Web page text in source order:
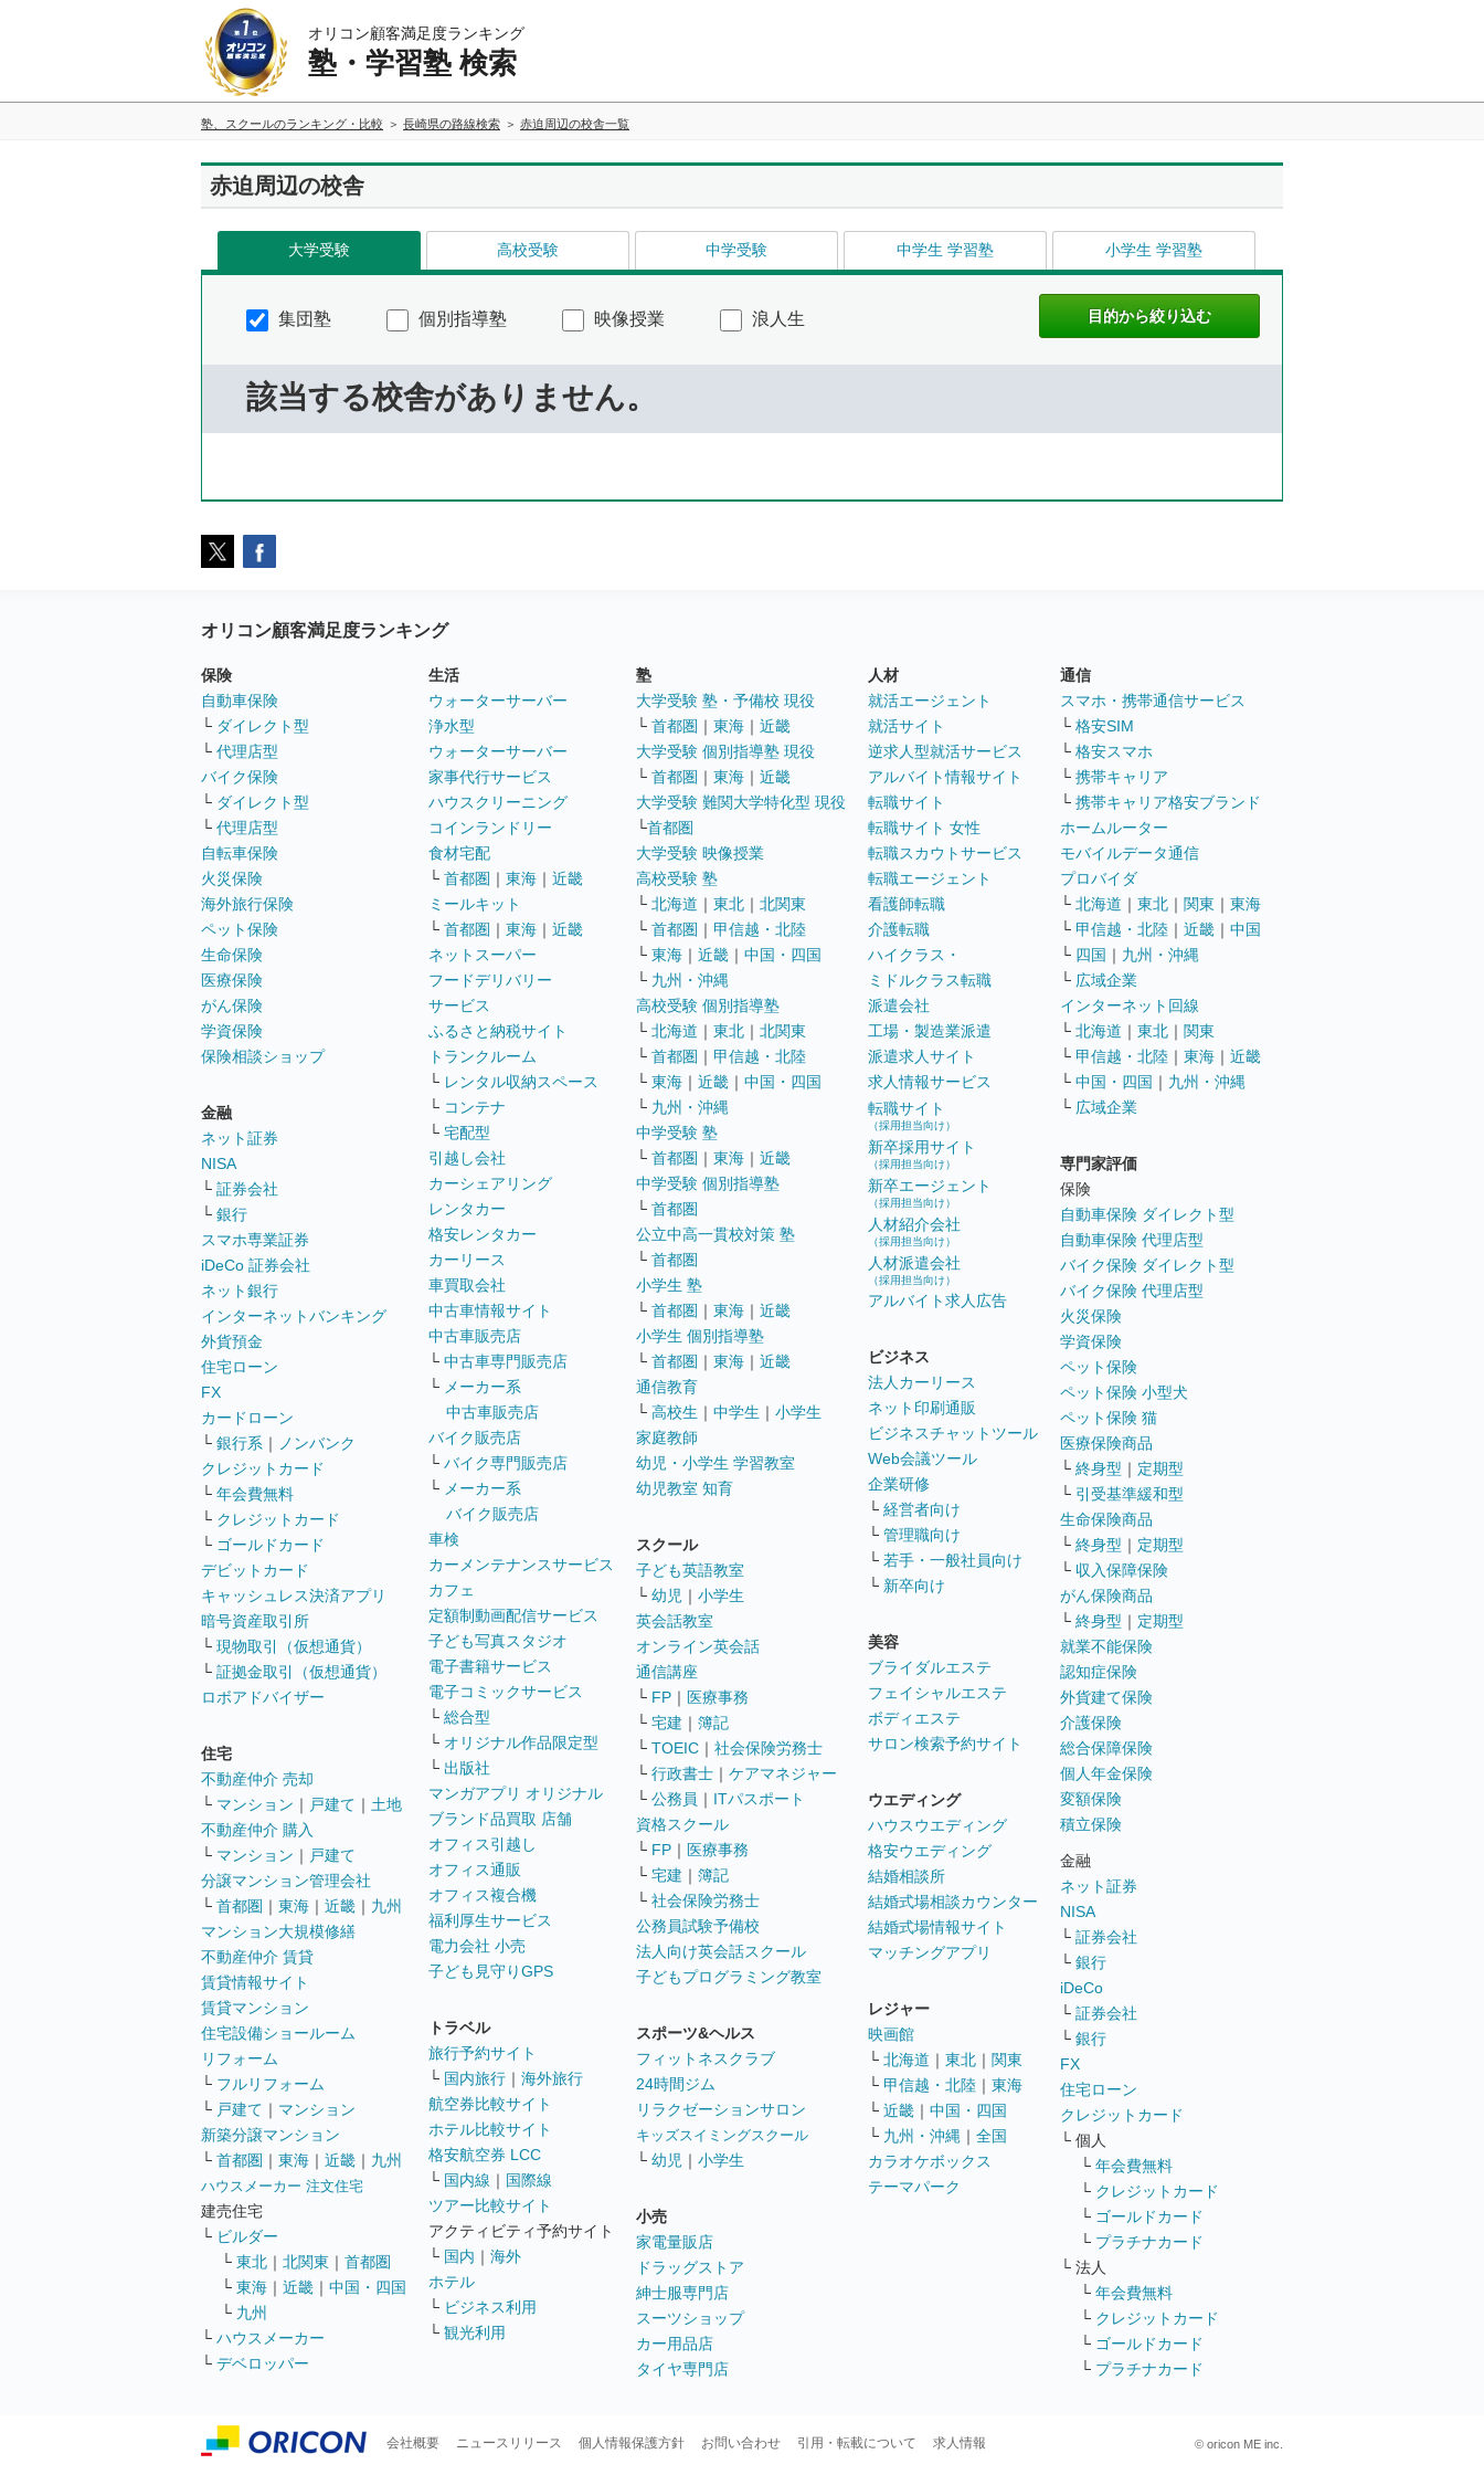
オリコン顧客満足度ランキング
塾・学習塾 検索
塾、スクールのランキング・比較 長崎県の路線検索 赤迫周辺の校舎一覧
赤迫周辺の校舎
大学受験 高校受験 中学受験 中学生 学習塾 小学生 学習塾
集団塾 個別指導塾 映像授業 浪人生
該当する校舎がありません。
オリコン顧客満足度ランキング
保険
自動車保険
└ ダイレクト型
└ 代理店型
バイク保険
└ ダイレクト型
└ 代理店型
自転車保険
火災保険
海外旅行保険
ペット保険
生命保険
医療保険
がん保険
学資保険
保険相談ショップ
金融
ネット証券
NISA
└ 証券会社
└ 銀行
スマホ専業証券
iDeCo 証券会社
ネット銀行
インターネットバンキング
外貨預金
住宅ローン
FX
カードローン
└ 銀行系 ｜
ノンバンク
クレジットカード
└ 年会費無料
└ クレジットカード
└ ゴールドカード
デビットカード
キャッシュレス決済アプリ
暗号資産取引所
└ 現物取引（仮想通貨）
└ 証拠金取引（仮想通貨）
ロボアドバイザー
住宅
不動産仲介 売却
└ マンション ｜ 戸建て ｜ 土地
不動産仲介 購入
└ マンション ｜ 戸建て
分譲マンション管理会社
└ 首都圏 ｜ 東海 ｜ 近畿 ｜ 九州
マンション大規模修繕
不動産仲介 賃貸
賃貸情報サイト
賃貸マンション
住宅設備ショールーム
リフォーム
└ フルリフォーム
└ 戸建て ｜ マンション
新築分譲マンション
└ 首都圏 ｜ 東海 ｜ 近畿 ｜ 九州
ハウスメーカー 注文住宅
建売住宅
└ ビルダー
└ 東北 ｜ 北関東 ｜ 首都圏
└ 東海 ｜ 近畿 ｜ 中国・四国
└ 九州
└ ハウスメーカー
└ デベロッパー
生活
ウォーターサーバー
浄水型
ウォーターサーバー
家事代行サービス
ハウスクリーニング
コインランドリー
食材宅配
└ 首都圏 ｜ 東海 ｜ 近畿
ミールキット
└ 首都圏 ｜ 東海 ｜ 近畿
ネットスーパー
フードデリバリー
サービス
ふるさと納税サイト
トランクルーム
└ レンタル収納スペース
└ コンテナ
└ 宅配型
引越し会社
カーシェアリング
レンタカー
格安レンタカー
カーリース
車買取会社
中古車情報サイト
中古車販売店
└ 中古車専門販売店
└ メーカー系
中古車販売店
バイク販売店
└ バイク専門販売店
└ メーカー系
バイク販売店
車検
カーメンテナンスサービス
カフェ
定額制動画配信サービス
子ども写真スタジオ
電子書籍サービス
電子コミックサービス
└ 総合型
└ オリジナル作品限定型
└ 出版社
マンガアプリ オリジナル
ブランド品買取 店舗
オフィス引越し
オフィス通販
オフィス複合機
福利厚生サービス
電力会社 小売
子ども見守りGPS
トラベル
旅行予約サイト
└ 国内旅行 ｜ 海外旅行
航空券比較サイト
ホテル比較サイト
格安航空券 LCC
└ 国内線 ｜ 国際線
ツアー比較サイト
アクティビティ予約サイト
└ 国内 ｜ 海外
ホテル
└ ビジネス利用
└ 観光利用
塾
大学受験 塾・予備校 現役
└ 首都圏 ｜ 東海 ｜ 近畿
大学受験 個別指導塾 現役
└ 首都圏 ｜ 東海 ｜ 近畿
大学受験 難関大学特化型 現役
└首都圏
大学受験 映像授業
高校受験 塾
└ 北海道 ｜ 東北 ｜ 北関東
└ 首都圏 ｜ 甲信越・北陸
└ 東海 ｜ 近畿 ｜ 中国・四国
└ 九州・沖縄
高校受験 個別指導塾
└ 北海道 ｜ 東北 ｜ 北関東
└ 首都圏 ｜ 甲信越・北陸
└ 東海 ｜ 近畿 ｜ 中国・四国
└ 九州・沖縄
中学受験 塾
└ 首都圏 ｜ 東海 ｜ 近畿
中学受験 個別指導塾
└ 首都圏
公立中高一貫校対策 塾
└ 首都圏
小学生 塾
└ 首都圏 ｜ 東海 ｜ 近畿
小学生 個別指導塾
└ 首都圏 ｜ 東海 ｜ 近畿
通信教育
└ 高校生 ｜ 中学生 ｜ 小学生
家庭教師
幼児・小学生 学習教室
幼児教室 知育
スクール
子ども英語教室
└ 幼児 ｜ 小学生
英会話教室
オンライン英会話
通信講座
└ FP ｜ 医療事務
└ 宅建 ｜ 簿記
└ TOEIC ｜ 社会保険労務士
└ 行政書士 ｜ ケアマネジャー
└ 公務員 ｜ ITパスポート
資格スクール
└ FP ｜ 医療事務
└ 宅建 ｜ 簿記
└ 社会保険労務士
公務員試験予備校
法人向け英会話スクール
子どもプログラミング教室
スポーツ&ヘルス
フィットネスクラブ
24時間ジム
リラクゼーションサロン
キッズスイミングスクール
└ 幼児 ｜ 小学生
小売
家電量販店
ドラッグストア
紳士服専門店
スーツショップ
カー用品店
タイヤ専門店
人材
就活エージェント
就活サイト
逆求人型就活サービス
アルバイト情報サイト
転職サイト
転職サイト 女性
転職スカウトサービス
転職エージェント
看護師転職
介護転職
ハイクラス・
ミドルクラス転職
派遣会社
工場・製造業派遣
派遣求人サイト
求人情報サービス
転職サイト
（採用担当向け）
新卒採用サイト
（採用担当向け）
新卒エージェント
（採用担当向け）
人材紹介会社
（採用担当向け）
人材派遣会社
（採用担当向け）
アルバイト求人広告
ビジネス
法人カーリース
ネット印刷通販
ビジネスチャットツール
Web会議ツール
企業研修
└ 経営者向け
└ 管理職向け
└ 若手・一般社員向け
└ 新卒向け
美容
ブライダルエステ
フェイシャルエステ
ボディエステ
サロン検索予約サイト
ウエディング
ハウスウエディング
格安ウエディング
結婚相談所
結婚式場相談カウンター
結婚式場情報サイト
マッチングアプリ
レジャー
映画館
└ 北海道 ｜ 東北 ｜ 関東
└ 甲信越・北陸 ｜ 東海
└ 近畿 ｜ 中国・四国
└ 九州・沖縄 ｜ 全国
カラオケボックス
テーマパーク
通信
スマホ・携帯通信サービス
└ 格安SIM
└ 格安スマホ
└ 携帯キャリア
└ 携帯キャリア格安ブランド
ホームルーター
モバイルデータ通信
プロバイダ
└ 北海道 ｜ 東北 ｜ 関東 ｜ 東海
└ 甲信越・北陸 ｜ 近畿 ｜ 中国
└ 四国 ｜ 九州・沖縄
└ 広域企業
インターネット回線
└ 北海道 ｜ 東北 ｜ 関東
└ 甲信越・北陸 ｜ 東海 ｜ 近畿
└ 中国・四国 ｜ 九州・沖縄
└ 広域企業
専門家評価
保険
自動車保険 ダイレクト型
自動車保険 代理店型
バイク保険 ダイレクト型
バイク保険 代理店型
火災保険
学資保険
ペット保険
ペット保険 小型犬
ペット保険 猫
医療保険商品
└ 終身型 ｜ 定期型
└ 引受基準緩和型
生命保険商品
└ 終身型 ｜ 定期型
└ 収入保障保険
がん保険商品
└ 終身型 ｜ 定期型
就業不能保険
認知症保険
外貨建て保険
介護保険
総合保障保険
個人年金保険
変額保険
積立保険
金融
ネット証券
NISA
└ 証券会社
└ 銀行
iDeCo
└ 証券会社
└ 銀行
FX
住宅ローン
クレジットカード
└ 個人
└ 年会費無料
└ クレジットカード
└ ゴールドカード
└ プラチナカード
└ 法人
└ 年会費無料
└ クレジットカード
└ ゴールドカード
└ プラチナカード
会社概要 ニュースリリース 個人情報保護方針 お問い合わせ 引用・転載について 求人情報 © oricon ME inc.